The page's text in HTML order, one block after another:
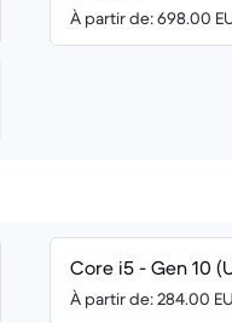
À partir de: 698.00
Core i5 - Gen 10
À partir de: 284.00